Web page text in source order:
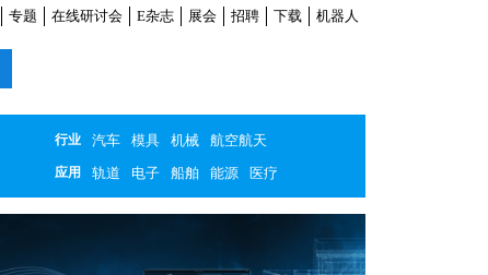
专题 在线研讨会 E杂志 展会 招聘 下载 机器人
行业 汽车 模具 机械 航空航天
应用 轨道 电子 船舶 能源 医疗